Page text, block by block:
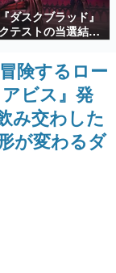
数万以上！ などな
身の“殿堂入り”記
のエピソードをお
は何か？を探ってい
』は、〈試験問題〉
ダスクブラッド』
テストの当選結果
に発表。応募サイ
ジから確認可能、
8月21日～24日
険するロー
ビス』発
み交わした
が変わるダ